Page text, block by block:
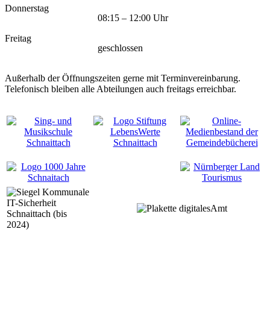
Donnerstag
08:15 – 12:00 Uhr
Freitag
geschlossen
Außerhalb der Öffnungszeiten gerne mit Terminvereinbarung.
Telefonisch bleiben alle Abteilungen auch freitags erreichbar.